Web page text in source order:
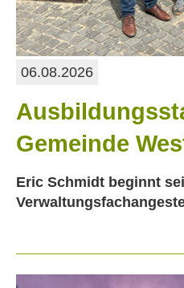
06.08.2026
Gemeinde
Eric Schmidt beginnt